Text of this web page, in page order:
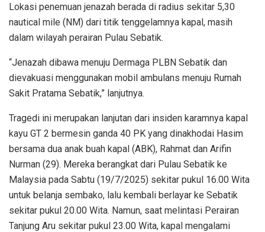
Lokasi penemuan jenazah berada di radius sekitar 5,30
nautical mile (NM) dari titik tenggelamnya kapal, masih
dalam wilayah perairan Pulau Sebatik.
“Jenazah dibawa menuju Dermaga PLBN Sebatik dan
dievakuasi menggunakan mobil ambulans menuju Rumah
Sakit Pratama Sebatik,” lanjutnya.
Tragedi ini merupakan lanjutan dari insiden karamnya kapal
kayu GT 2 bermesin ganda 40 PK yang dinakhodai Hasim
bersama dua anak buah kapal (ABK), Rahmat dan Arifin
Nurman (29). Mereka berangkat dari Pulau Sebatik ke
Malaysia pada Sabtu (19/7/2025) sekitar pukul 16.00 Wita
untuk belanja sembako, lalu kembali berlayar ke Sebatik
sekitar pukul 20.00 Wita. Namun, saat melintasi Perairan
Tanjung Aru sekitar pukul 23.00 Wita, kapal mengalami